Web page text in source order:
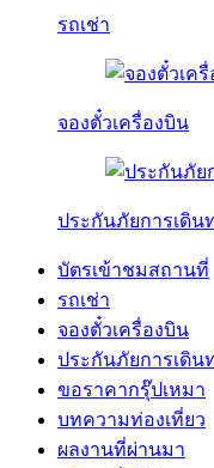
รถเช่า
จองตั๋วเครื่องบิน
ประกันภัยการเดิน
บัตรเข้าชมสถานที่
รถเช่า
จองตั๋วเครื่องบิน
ประกันภัยการเดิน
ขอราคากรุ๊ปเหมา
บทความท่องเที่ยว
ผลงานที่ผ่านมา